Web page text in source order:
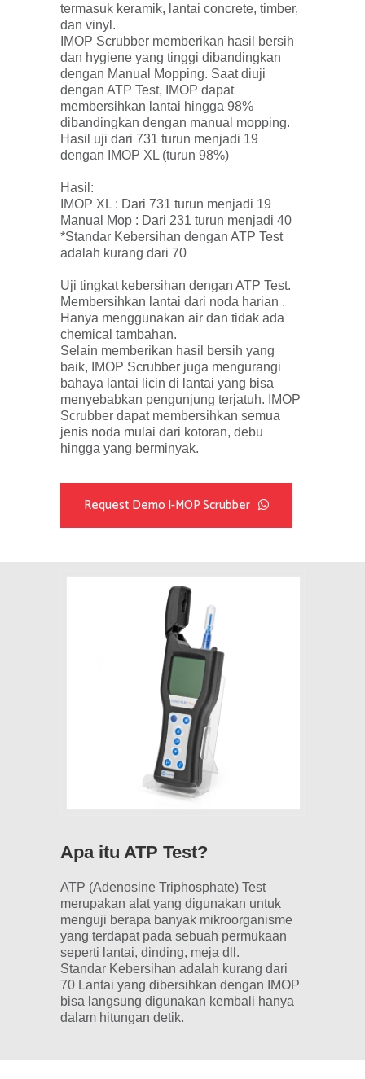
termasuk keramik, lantai concrete, timber,
dan vinyl.
IMOP Scrubber memberikan hasil bersih
dan hygiene yang tinggi dibandingkan
dengan Manual Mopping. Saat diuji
dengan ATP Test, IMOP dapat
membersihkan lantai hingga 98%
dibandingkan dengan manual mopping.
Hasil uji dari 731 turun menjadi 19
dengan IMOP XL (turun 98%)
Hasil:
IMOP XL : Dari 731 turun menjadi 19
Manual Mop : Dari 231 turun menjadi 40
*Standar Kebersihan dengan ATP Test
adalah kurang dari 70
Uji tingkat kebersihan dengan ATP Test.
Membersihkan lantai dari noda harian .
Hanya menggunakan air dan tidak ada
chemical tambahan.
Selain memberikan hasil bersih yang
baik, IMOP Scrubber juga mengurangi
bahaya lantai licin di lantai yang bisa
menyebabkan pengunjung terjatuh. IMOP
Scrubber dapat membersihkan semua
jenis noda mulai dari kotoran, debu
hingga yang berminyak.
Request Demo I-MOP Scrubber
Apa itu ATP Test?
ATP (Adenosine Triphosphate) Test
merupakan alat yang digunakan untuk
menguji berapa banyak mikroorganisme
yang terdapat pada sebuah permukaan
seperti lantai, dinding, meja dll.
Standar Kebersihan adalah kurang dari
70 Lantai yang dibersihkan dengan IMOP
bisa langsung digunakan kembali hanya
dalam hitungan detik.